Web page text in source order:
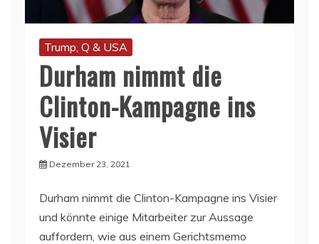
Trump, Q & USA
Durham nimmt die
Clinton-Kampagne ins
Visier
Dezember 23, 2021
Durham nimmt die Clinton-Kampagne ins Visier
und könnte einige Mitarbeiter zur Aussage
auffordern, wie aus einem Gerichtsmemo